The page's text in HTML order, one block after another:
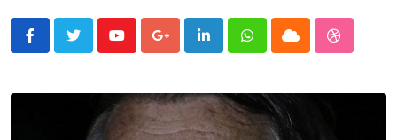
YoutubeGoogle+LinkedInWhatsappCloud